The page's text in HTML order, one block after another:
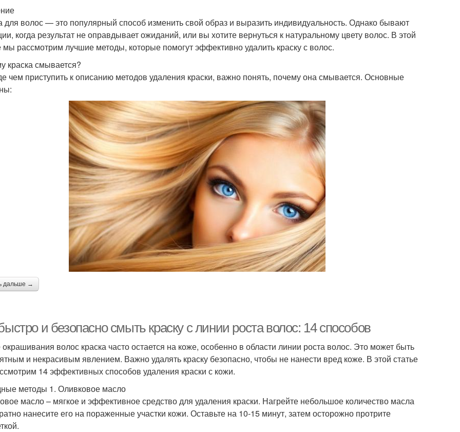
для волос — это популярный способ изменить свой образ и выразить индивидуальность. Однако бывают
когда результат не оправдывает ожиданий, или вы хотите вернуться к натуральному цвету волос. В этой
мы рассмотрим лучшие методы, которые помогут эффективно удалить краску с волос.
краска смывается?
чем приступить к описанию методов удаления краски, важно понять, почему она смывается. Основные
дальше →
и безопасно смыть краску с линии роста волос: 14 способов
волос краска часто остается на коже, особенно в области линии роста волос. Это может быть
и некрасивым явлением. Важно удалять краску безопасно, чтобы не нанести вред коже. В этой статье
14 эффективных способов удаления краски с кожи.
методы 1. Оливковое масло
масло – мягкое и эффективное средство для удаления краски. Нагрейте небольшое количество масла
нанесите его на пораженные участки кожи. Оставьте на 10-15 минут, затем осторожно протрите